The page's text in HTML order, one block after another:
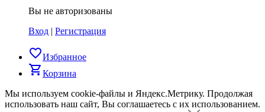
Вы не авторизованы
Вход | Регистрация
favorite_borderИзбранное
shopping_cartКорзина
Мы используем cookie-файлы и Яндекс.Метрику. Продолжая
использовать наш сайт, Вы соглашаетесь с их использованием.